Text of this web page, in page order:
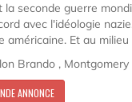
la seconde guerre
avec l'idéologie
américaine. Et au
Brando ,
ANNONCE